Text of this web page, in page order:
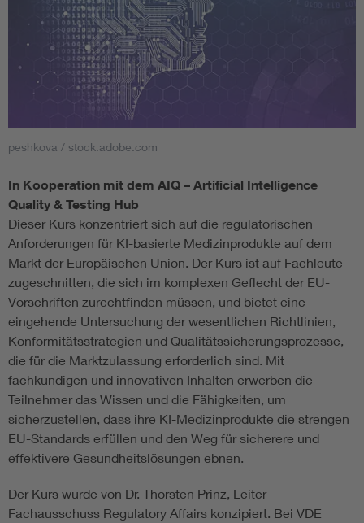
peshkova / stock.adobe.com
In Kooperation mit dem AIQ – Artificial Intelligence
Quality & Testing Hub
Dieser Kurs konzentriert sich auf die regulatorischen
Anforderungen für KI-basierte Medizinprodukte auf dem
Markt der Europäischen Union. Der Kurs ist auf Fachleute
zugeschnitten, die sich im komplexen Geflecht der EU-
Vorschriften zurechtfinden müssen, und bietet eine
eingehende Untersuchung der wesentlichen Richtlinien,
Konformitätsstrategien und Qualitätssicherungsprozesse,
die für die Marktzulassung erforderlich sind. Mit
fachkundigen und innovativen Inhalten erwerben die
Teilnehmer das Wissen und die Fähigkeiten, um
sicherzustellen, dass ihre KI-Medizinprodukte die strengen
EU-Standards erfüllen und den Weg für sicherere und
effektivere Gesundheitslösungen ebnen.
Der Kurs wurde von Dr. Thorsten Prinz, Leiter
Fachausschuss Regulatory Affairs konzipiert. Bei VDE